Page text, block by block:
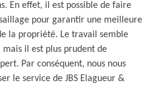
En effet, il est possible de faire
pour garantir une meilleure
la propriété. Le travail semble
il est plus prudent de
Par conséquent, nous nous
le service de JBS Elagueur &